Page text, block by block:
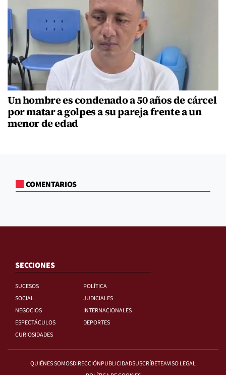
Un hombre es condenado a 50 años de cárcel
por matar a golpes a su pareja frente a un
menor de edad
COMENTARIOS
SECCIONES
SUCESOS
POLÍTICA
SOCIAL
JUDICIALES
NEGOCIOS
INTERNACIONALES
ESPECTÁCULOS
DEPORTES
CURIOSIDADES
QUIÉNES SOMOSDIRECCIÓNPUBLICIDADSUSCRÍBETEAVISO LEGAL